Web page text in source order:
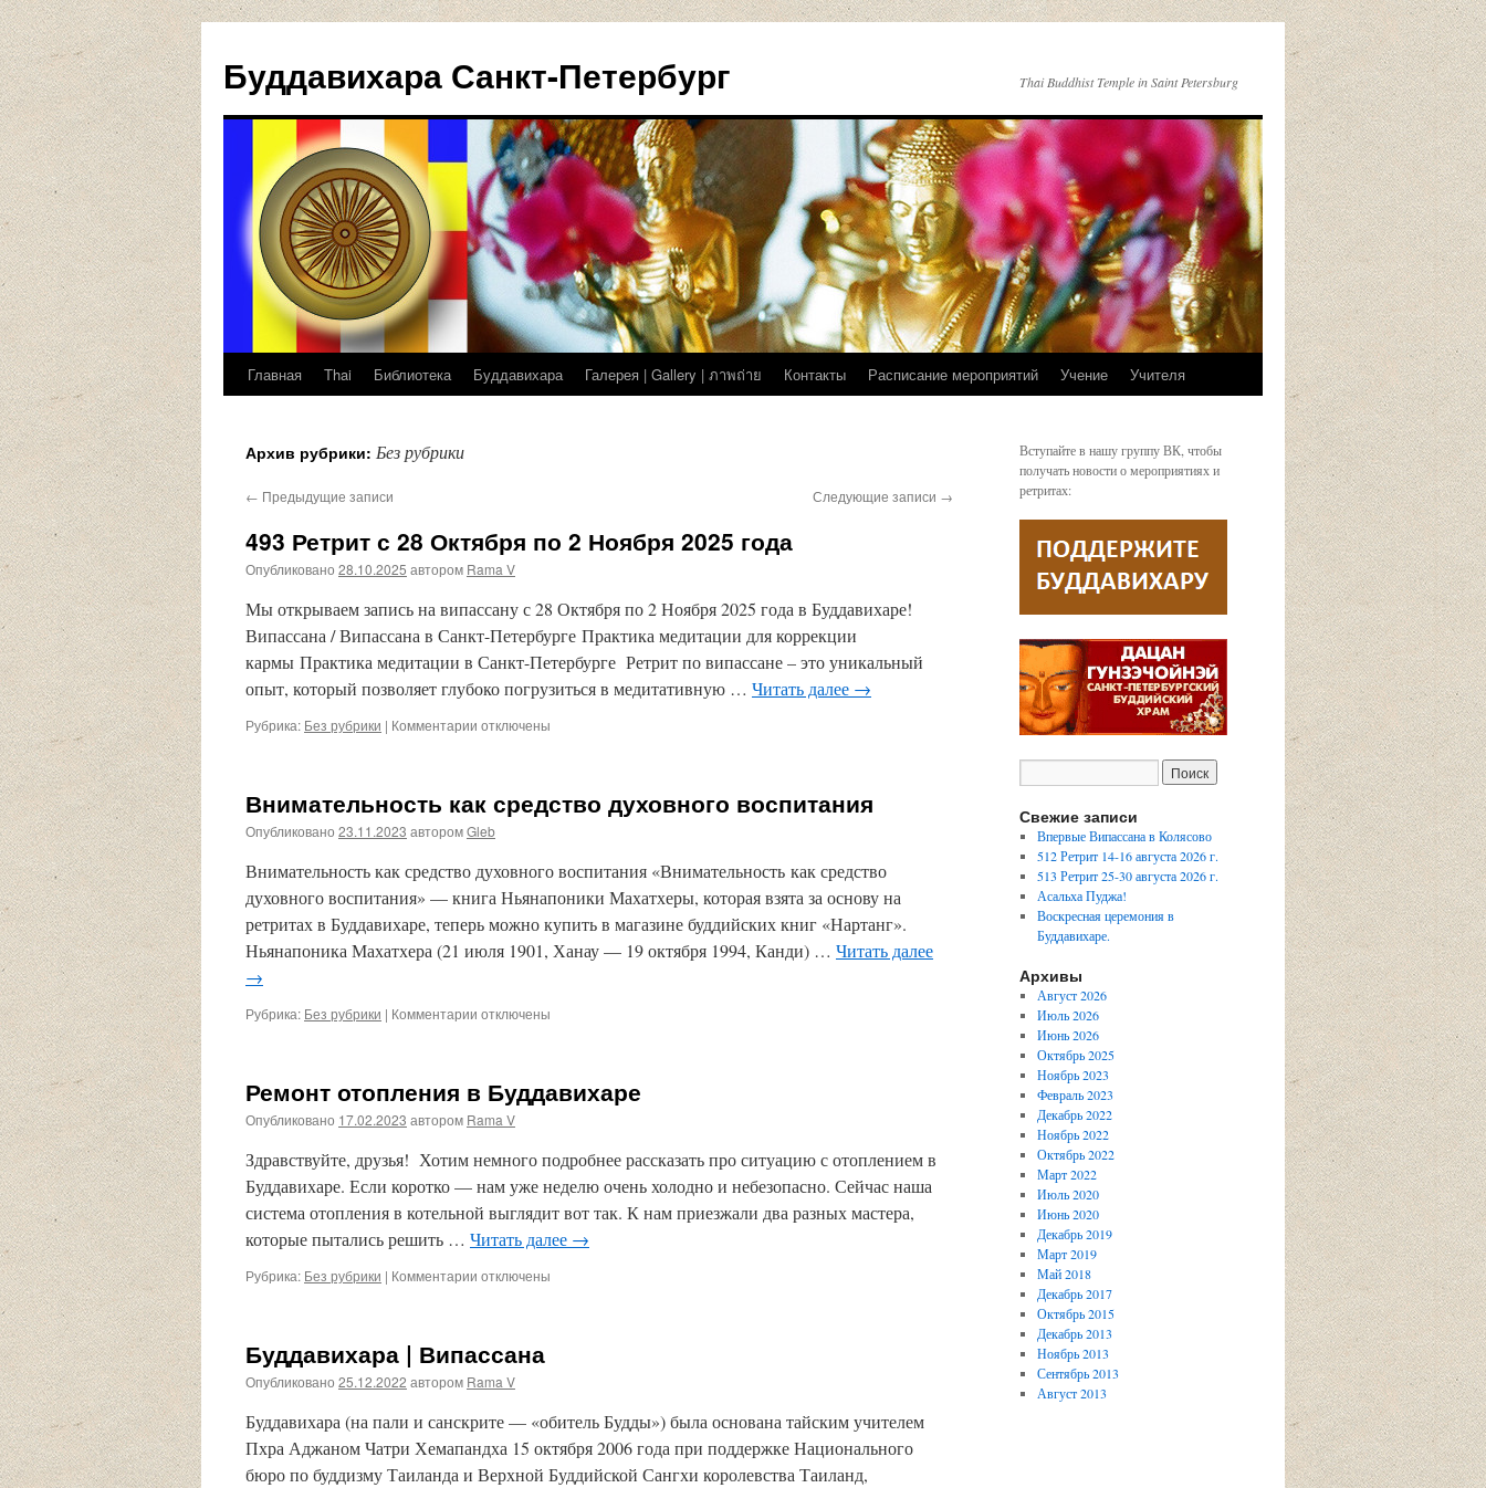
Буддавихара Санкт-Петербург Thai Buddhist Temple in Saint Petersburg
Перейти
содержимому
Главная Thai Библиотека Буддавихара Галерея | Gallery | ภาพถ่าย Контакты Расписание мероприятий Учение Учителя
Архив рубрики: Без рубрики
← Предыдущие записи Следующие записи →
493 Ретрит с 28 Октября по 2 Ноября 2025 года
Опубликовано 28.10.2025 автором Rama V
Мы открываем запись на випассану с 28 Октября по 2 Ноября 2025 года в Буддавихаре!
Випассана / Випассана в Санкт-Петербурге Практика медитации для коррекции
кармы Практика медитации в Санкт-Петербурге Ретрит по випассане – это уникальный
опыт, который позволяет глубоко погрузиться в медитативную … Читать далее →
Рубрика: Без рубрики | Комментарии к
с
28
Октября
2
Ноября
2025
отключены
Внимательность как средство духовного воспитания
Опубликовано 23.11.2023 авторомGleb
Внимательность как средство духовного воспитания «Внимательность как средство
духовного воспитания» — книга Ньянапоники Махатхеры, которая взята за основу на
ретритах в Буддавихаре, теперь можно купить в магазине буддийских книг «Нартанг».
Ньянапоника Махатхера (21 июля 1901, Ханау — 19 октября 1994, Канди) … Читать далее
→
Рубрика: Без рубрики | Комментарии к
средство
духовного
воспитания
отключены
Ремонт отопления в Буддавихаре
Опубликовано 17.02.2023 автором Rama V
Здравствуйте, друзья! Хотим немного подробнее рассказать про ситуацию с отоплением в
Буддавихаре. Если коротко — нам уже неделю очень холодно и небезопасно. Сейчас наша
система отопления в котельной выглядит вот так. К нам приезжали два разных мастера,
которые пытались решить … Читать далее →
Рубрика: Без рубрики | Комментарии к
в
Буддавихаре
отключены
Буддавихара | Випассана
Опубликовано 25.12.2022 автором Rama V
Буддавихара (на пали и санскрите — «обитель Будды») была основана тайским учителем
Пхра Аджаном Чатри Хемапандха 15 октября 2006 года при поддержке Национального
бюро по буддизму Таиланда и Верхной Буддийской Сангхи королевства Таиланд,
Вступайте в нашу группу ВК, чтобы
получать новости о мероприятиях и
ретритах:
Свежие записи
Впервые Випассана в Колясово
512 Ретрит 14-16 августа 2026 г.
513 Ретрит 25-30 августа 2026 г.
Асальха Пуджа!
Воскресная церемония в
Буддавихаре.
Архивы
Август 2026
Июль 2026
Июнь 2026
Октябрь 2025
Ноябрь 2023
Февраль 2023
Декабрь 2022
Ноябрь 2022
Октябрь 2022
Март 2022
Июль 2020
Июнь 2020
Декабрь 2019
Март 2019
Май 2018
Декабрь 2017
Октябрь 2015
Декабрь 2013
Ноябрь 2013
Сентябрь 2013
Август 2013